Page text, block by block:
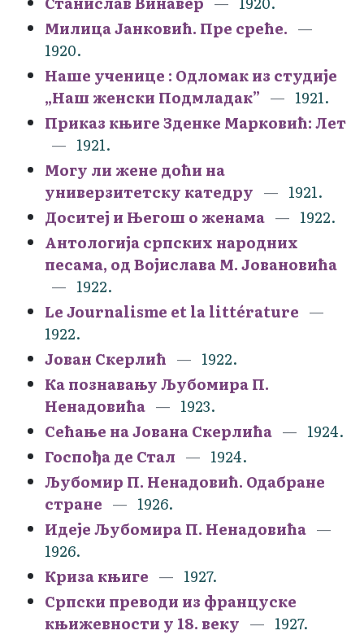
Милица Јанковић. Пре среће.
1920.
Наше ученице : Oдломак из студије
„Наш женски Подмладак”
1921.
Приказ књиге Зденке Марковић: Лет
1921.
Могу ли жене доћи на
универзитетску катедру
1921.
Доситеј и Његош о женама
1922.
Антологија српских народних
песама, од Војислава М. Јовановића
1922.
Le Journalisme et la littérature
1922.
Јован Скерлић
1922.
Ка познавању Љубомира П.
Ненадовића
1923.
Сећање на Јована Скерлића
1924.
Госпођа де Стал
1924.
Љубомир П. Ненадовић. Одабране
стране
1926.
Идеје Љубомира П. Ненадовића
1926.
Криза књиге
1927.
Српски преводи из француске
књижевности у 18. веку
1927.